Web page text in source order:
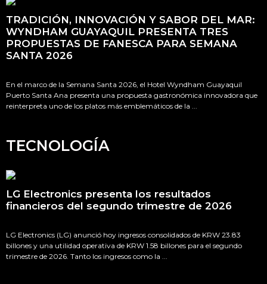
TRADICIÓN, INNOVACIÓN Y SABOR DEL MAR:
WYNDHAM GUAYAQUIL PRESENTA TRES
PROPUESTAS DE FANESCA PARA SEMANA
SANTA 2026
En el marco de la Semana Santa 2026, el Hotel Wyndham Guayaquil
Puerto Santa Ana presenta una propuesta gastronómica innovadora que
reinterpreta uno de los platos más emblemáticos de la ...
TECNOLOGÍA
LG Electronics presenta los resultados
financieros del segundo trimestre de 2026
LG Electronics (LG) anunció hoy ingresos consolidados de KRW 23.83
billones y una utilidad operativa de KRW 1.58 billones para el segundo
trimestre de 2026. Tanto los ingresos como la ...